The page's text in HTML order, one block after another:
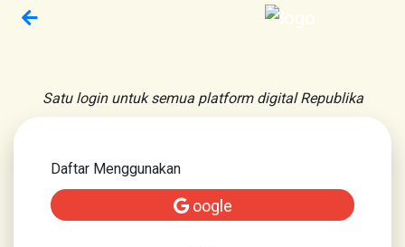
Satu login untuk semua platform digital Republika
Daftar Menggunakan
oogle